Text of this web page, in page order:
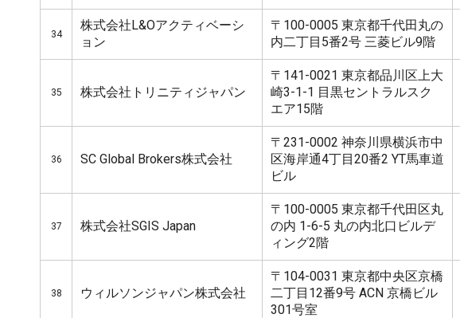
34
株式会社L&Oアクティベーシ
ョン
〒100-0005 東京都千代田丸の
内二丁目5番2号 三菱ビル9階
35 株式会社トリニティジャパン
〒141-0021 東京都品川区上大
崎3-1-1 目黒セントラルスク
エア15階
36 SC Global Brokers株式会社
〒231-0002 神奈川県横浜市中
区海岸通4丁目20番2 YT馬車道
ビル
37 株式会社SGIS Japan
〒100-0005 東京都千代田区丸
の内 1-6-5 丸の内北口ビルデ
ィング2階
38 ウィルソンジャパン株式会社
〒104-0031 東京都中央区京橋
二丁目12番9号 ACN 京橋ビル
301号室